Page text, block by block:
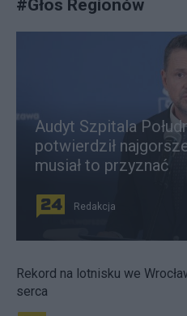
#Głos Regionów
Audyt Szpitala
potwierdził
musiał to przyznać
Redakcja
Rekord na lotnisku we
serca